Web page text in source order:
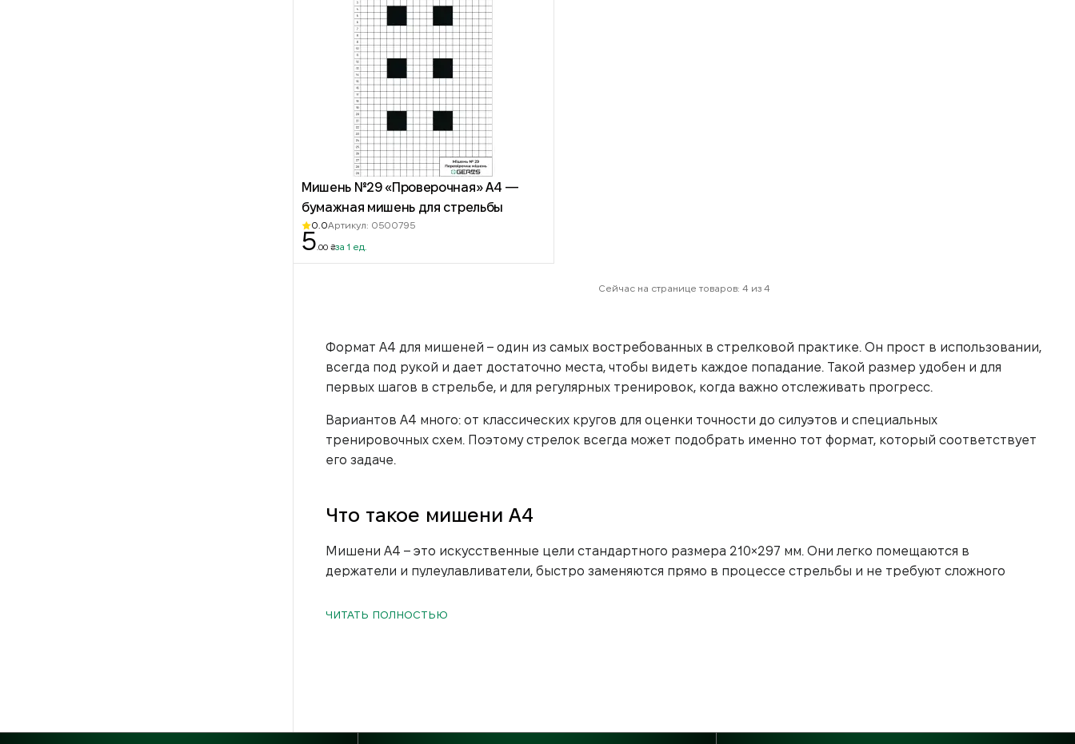
Мишень №29 «Проверочная» А4 —
бумажная мишень для стрельбы
0.0Артикул: 0500795
5 .00 ₴за 1 ед.
Сейчас на странице товаров: 4 из 4
Формат А4 для мишеней – один из самых востребованных в стрелковой практике. Он прост в использовании,
всегда под рукой и дает достаточно места, чтобы видеть каждое попадание. Такой размер удобен и для
первых шагов в стрельбе, и для регулярных тренировок, когда важно отслеживать прогресс.
Вариантов А4 много: от классических кругов для оценки точности до силуэтов и специальных
тренировочных схем. Поэтому стрелок всегда может подобрать именно тот формат, который соответствует
его задаче.
Что такое мишени А4
Мишени А4 – это искусственные цели стандартного размера 210×297 мм. Они легко помещаются в
держатели и пулеулавливатели, быстро заменяются прямо в процессе стрельбы и не требуют сложного
Цели для стрельбы А4 ценят за практичность и универсальность. У них есть несколько очевидных
ЧИТАТЬ ПОЛНОСТЬЮ